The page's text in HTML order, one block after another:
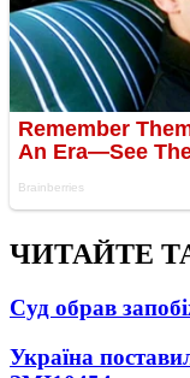
ЧИТАЙТЕ
Суд обрав
Україна